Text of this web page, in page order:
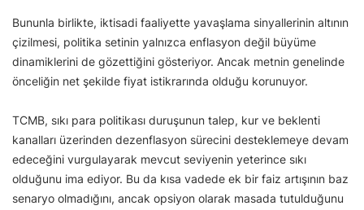
Bununla birlikte, iktisadi faaliyette yavaşlama sinyallerinin altının
çizilmesi, politika setinin yalnızca enflasyon değil büyüme
dinamiklerini de gözettiğini gösteriyor. Ancak metnin genelinde
önceliğin net şekilde fiyat istikrarında olduğu korunuyor.
TCMB, sıkı para politikası duruşunun talep, kur ve beklenti
kanalları üzerinden dezenflasyon sürecini desteklemeye devam
edeceğini vurgulayarak mevcut seviyenin yeterince sıkı
olduğunu ima ediyor. Bu da kısa vadede ek bir faiz artışının baz
senaryo olmadığını, ancak opsiyon olarak masada tutulduğunu